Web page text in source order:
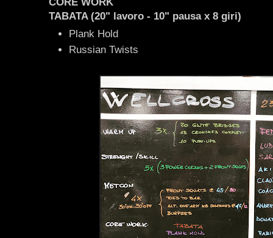
TABATA (20" lavoro - 10" pausa x 8 giri)
Plank Hold
Russian Twists